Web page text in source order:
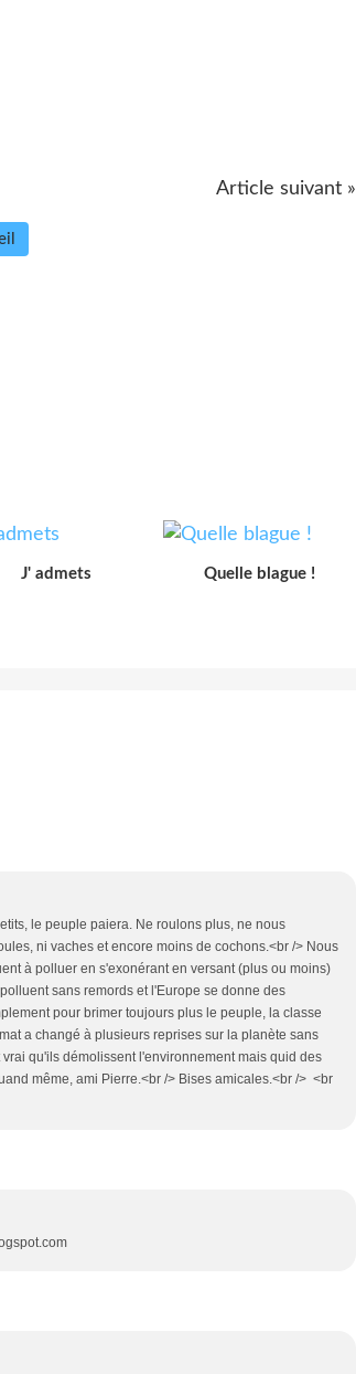
Article suivant »
J' admets Quelle blague !
le peuple paiera. Ne roulons plus, ne nous
ni vaches et encore moins de cochons.<br /> Nous
à polluer en s'exonérant en versant (plus ou moins)
sans remords et l'Europe se donne des
pour brimer toujours plus le peuple, la classe
a changé à plusieurs reprises sur la planète sans
qu'ils démolissent l'environnement mais quid des
même, ami Pierre.<br /> Bises amicales.<br /> <br